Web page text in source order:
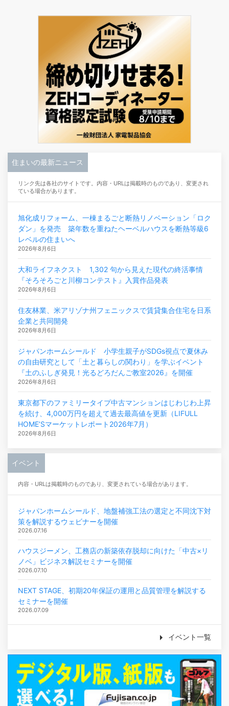
住まいの最新ニュース
リンク先は各社のサイトです。内容・URLは掲載時のものであり、変更され
ている場合があります。
旭化成リフォーム、一棟まるごと断熱リノベーション「ロク
ダン」を発売 築年数を重ねたヘーベルハウスを断熱等級6
レベルの住まいへ
2026年8月6日
大和ライフネクスト 1,302 句から見えた現代の終活事情
『そろそろごと川柳コンテスト』入賞作品発表
2026年8月6日
住友林業、米アリゾナ州フェニックスで賃貸集合住宅を日系
企業と共同開発
2026年8月6日
ジャパンホームシールド 小学生親子がSDGs視点で夏休み
の自由研究として「土と暮らしの関わり」を学ぶイベント
『土のふしぎ発見！光るどろだんご教室2026』を開催
2026年8月6日
東京都下のファミリータイプ中古マンションはじわじわ上昇
を続け、4,000万円を超えて過去最高値を更新（LIFULL
HOME’Sマーケットレポート2026年7月）
2026年8月6日
イベント
内容・URLは掲載時のものであり、変更されている場合があります。
ジャパンホームシールド、地盤補強工法の選定と不同沈下対
策を解説するウェビナーを開催
2026.07.16
ハウスジーメン、工務店の新築依存脱却に向けた「中古×リ
ノベ」ビジネス解説セミナーを開催
2026.07.10
NEXT STAGE、初期20年保証の運用と品質管理を解説する
セミナーを開催
2026.07.09
イベント一覧